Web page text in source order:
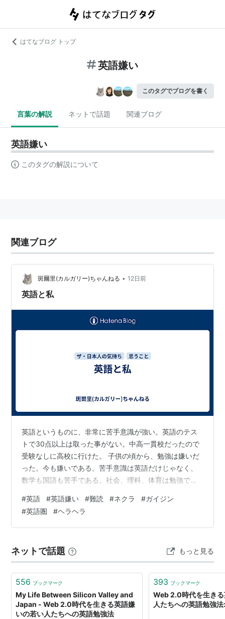
はてなブログ トップ
英語嫌い
このタグでブログを書く
言葉の解説 ネットで話題 関連ブログ
英語嫌い
このタグの解説について
関連ブログ
斑爾里(カルガリー)ちゃんねる • 12日前
英語と私
英語というものに、非常に苦手意識が強い。英語のテス
トで30点以上は取った事がない。中高一貫校だったので
受験なしに高校に行けた。 子供の頃から、勉強は嫌いだ
った。今も嫌いである。苦手意識は英語だけじゃなく、
数学も国語も苦手である。社会、理科、体育は勉強では
強しろは、国語、数学を勉強しろという事。 なぜ英語が
特に苦手なのか？ それは、英語を他の言語と比較したと
き、英単語全てが「難読」であるから。 気持ち悪いや
る一番の理由。 英語だけでなく仏語もどうやら「難読」
らしい。 仏語など専攻しないだろうな。…
#英語 #英語嫌い #難読 #ネクラ #ガイジン
#英語圏 #ヘラヘラ
ネットで話題 もっと見る
556 ブックマーク
My Life Between Silicon Valley and
Japan - Web 2.0時代を生きる英語嫌
いの若い人たちへの英語勉強法
393 ブックマーク
Web 2.0時代を生き
人たちへの英語勉強